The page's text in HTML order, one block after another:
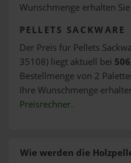
Wunschmenge erhalten
PELLETS SACKWARE
Der Preis für Pellets
35108) liegt aktuell bei
Bestellmenge von 2
Ihre Wunschmenge
Preisrechner.
Wie werden die